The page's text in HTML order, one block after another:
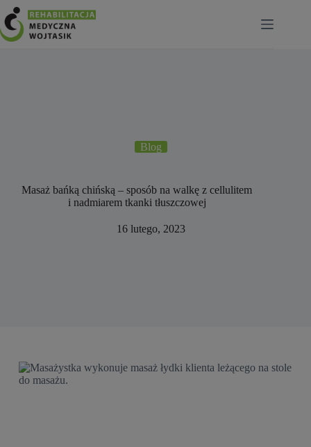
Przejdź
do
treści
Blog
Masaż bańką chińską – sposób na walkę z cellulitem
i nadmiarem tkanki tłuszczowej
16 lutego, 2023